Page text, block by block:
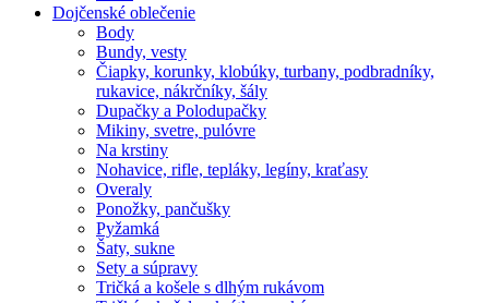
Dojčenské oblečenie
Body
Bundy, vesty
Čiapky, korunky, klobúky, turbany, podbradníky,
rukavice, nákrčníky, šály
Dupačky a Polodupačky
Mikiny, svetre, pulóvre
Na krstiny
Nohavice, rifle, tepláky, legíny, kraťasy
Overaly
Ponožky, pančušky
Pyžamká
Šaty, sukne
Sety a súpravy
Tričká a košele s dlhým rukávom